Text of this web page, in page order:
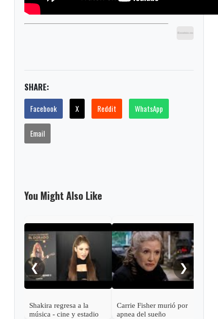
SHARE:
Facebook X Reddit WhatsApp
Email
You Might Also Like
❮
Shakira regresa a la
música - cine y estadio
Carrie Fisher murió por
apnea del sueño
❯